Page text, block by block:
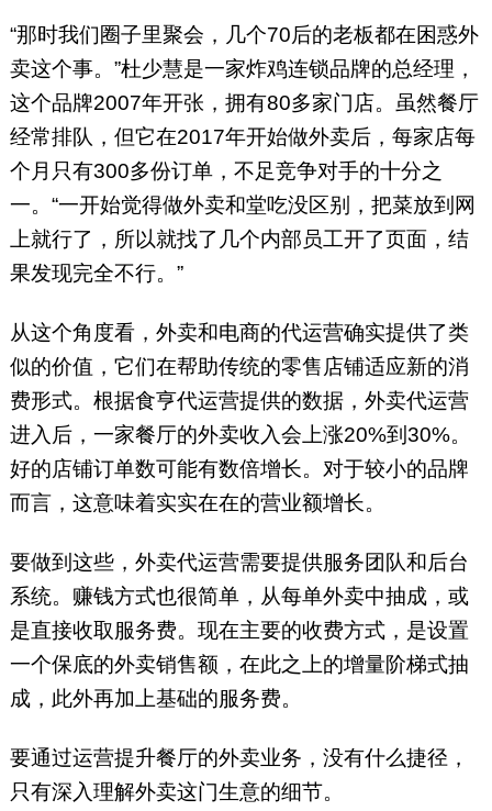
“那时我们圈子里聚会，几个70后的老板都在困惑外
卖这个事。”杜少慧是一家炸鸡连锁品牌的总经理，
这个品牌2007年开张，拥有80多家门店。虽然餐厅
经常排队，但它在2017年开始做外卖后，每家店每
个月只有300多份订单，不足竞争对手的十分之
一。“一开始觉得做外卖和堂吃没区别，把菜放到网
上就行了，所以就找了几个内部员工开了页面，结
果发现完全不行。”
从这个角度看，外卖和电商的代运营确实提供了类
似的价值，它们在帮助传统的零售店铺适应新的消
费形式。根据食亨代运营提供的数据，外卖代运营
进入后，一家餐厅的外卖收入会上涨20%到30%。
好的店铺订单数可能有数倍增长。对于较小的品牌
而言，这意味着实实在在的营业额增长。
要做到这些，外卖代运营需要提供服务团队和后台
系统。赚钱方式也很简单，从每单外卖中抽成，或
是直接收取服务费。现在主要的收费方式，是设置
一个保底的外卖销售额，在此之上的增量阶梯式抽
成，此外再加上基础的服务费。
要通过运营提升餐厅的外卖业务，没有什么捷径，
只有深入理解外卖这门生意的细节。